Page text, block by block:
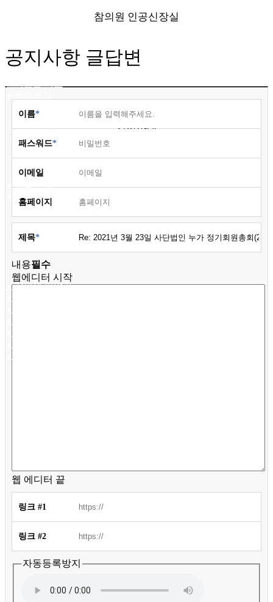
참의원 인공신장실
시설안내
● 참의원 둘러보기
● 참의원 이야기
공지사항 글답변
이름
패스워드
이메일
홈페이지
제목
내용필수
웹에디터 시작
웹 에디터 끝
링크 #1
링크 #2
자동등록방지